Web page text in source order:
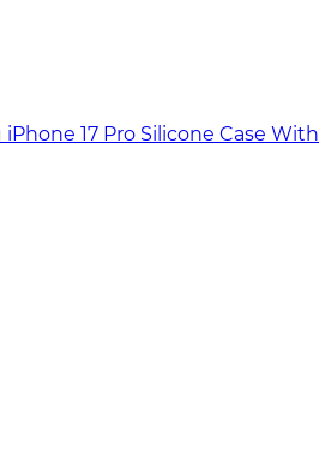
17 Pro Silicone Case With